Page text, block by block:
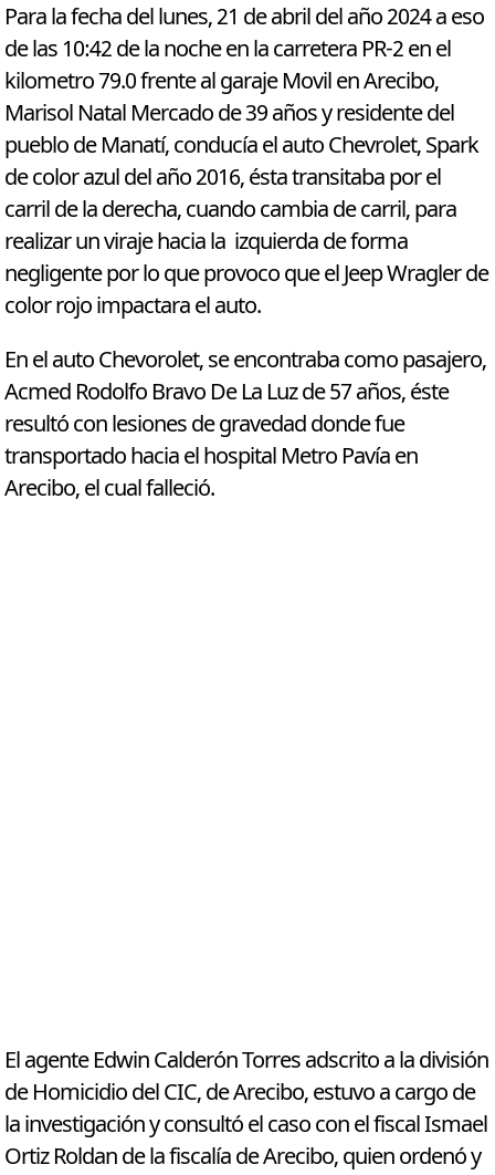
Para la fecha del lunes, 21 de abril del año 2024 a eso
de las 10:42 de la noche en la carretera PR-2 en el
kilometro 79.0 frente al garaje Movil en Arecibo,
Marisol Natal Mercado de 39 años y residente del
pueblo de Manatí, conducía el auto Chevrolet, Spark
de color azul del año 2016, ésta transitaba por el
carril de la derecha, cuando cambia de carril, para
realizar un viraje hacia la izquierda de forma
negligente por lo que provoco que el Jeep Wragler de
color rojo impactara el auto.
En el auto Chevorolet, se encontraba como pasajero,
Acmed Rodolfo Bravo De La Luz de 57 años, éste
resultó con lesiones de gravedad donde fue
transportado hacia el hospital Metro Pavía en
Arecibo, el cual falleció.
El agente Edwin Calderón Torres adscrito a la división
de Homicidio del CIC, de Arecibo, estuvo a cargo de
la investigación y consultó el caso con el fiscal Ismael
Ortiz Roldan de la fiscalía de Arecibo, quien ordenó y